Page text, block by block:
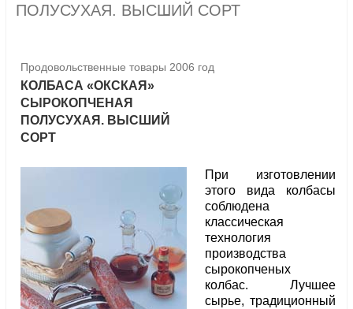
ПОЛУСУХАЯ. ВЫСШИЙ СОРТ
Продовольственные товары 2006 год
КОЛБАСА «ОКСКАЯ»
СЫРОКОПЧЕНАЯ
ПОЛУСУХАЯ. ВЫСШИЙ
СОРТ
При изготовлении
этого вида колбасы
соблюдена
классическая
технология
производства
сырокопченых
колбас. Лучшее
сырье, традиционный